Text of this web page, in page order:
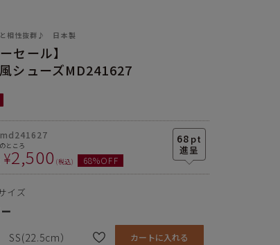
相性抜群♪ 日本製
セール】
シューズMD241627
68 pt
md241627
のところ
¥2,500 税込 68%OFF
イズ
SS(22.5cm）
カートに入れる
の種類
合成皮革
軽量
屈曲性
エイジレス